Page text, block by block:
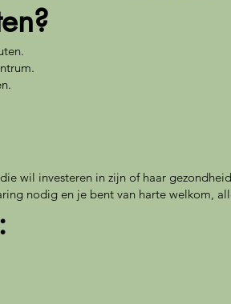
wil investeren in zijn of haar
nodig en je bent van harte welkom,